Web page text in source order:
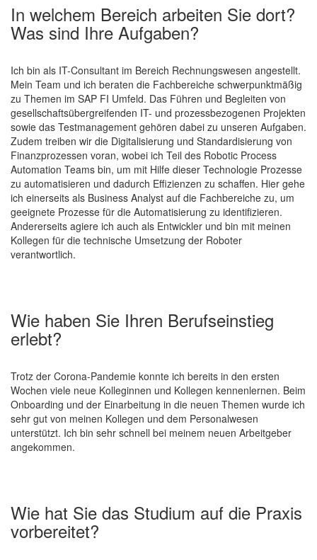
In welchem Bereich arbeiten Sie dort?
Was sind Ihre Aufgaben?
Ich bin als IT-Consultant im Bereich Rechnungswesen angestellt.
Mein Team und ich beraten die Fachbereiche schwerpunktmäßig
zu Themen im SAP FI Umfeld. Das Führen und Begleiten von
gesellschaftsübergreifenden IT- und prozessbezogenen Projekten
sowie das Testmanagement gehören dabei zu unseren Aufgaben.
Zudem treiben wir die Digitalisierung und Standardisierung von
Finanzprozessen voran, wobei ich Teil des Robotic Process
Automation Teams bin, um mit Hilfe dieser Technologie Prozesse
zu automatisieren und dadurch Effizienzen zu schaffen. Hier gehe
ich einerseits als Business Analyst auf die Fachbereiche zu, um
geeignete Prozesse für die Automatisierung zu identifizieren.
Andererseits agiere ich auch als Entwickler und bin mit meinen
Kollegen für die technische Umsetzung der Roboter
verantwortlich.
Wie haben Sie Ihren Berufseinstieg
erlebt?
Trotz der Corona-Pandemie konnte ich bereits in den ersten
Wochen viele neue Kolleginnen und Kollegen kennenlernen. Beim
Onboarding und der Einarbeitung in die neuen Themen wurde ich
sehr gut von meinen Kollegen und dem Personalwesen
unterstützt. Ich bin sehr schnell bei meinem neuen Arbeitgeber
angekommen.
Wie hat Sie das Studium auf die Praxis
vorbereitet?